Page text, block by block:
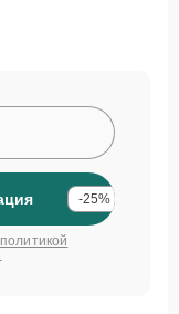
-25%
политикой